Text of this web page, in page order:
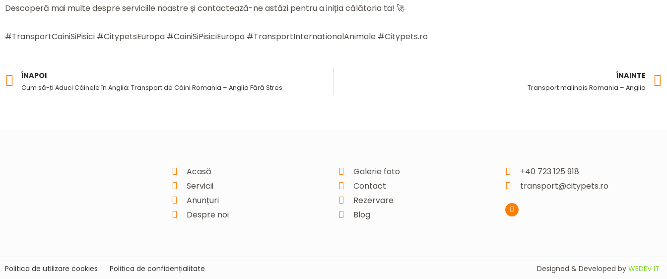
Descoperă mai multe despre serviciile noastre și contactează-ne astăzi pentru a iniția călătoria ta! 🚀
#TransportCainiSiPisici #CitypetsEuropa #CainiSiPisiciEuropa #TransportInternationalAnimale #Citypets.ro
Prev
ÎNAPOI
Cum să-ți Aduci Câinele în Anglia: Transport de Câini Romania – Anglia Fără Stres
ÎNAINTE
Transport malinois Romania – Anglia
Acasă
Servicii
Anunțuri
Despre noi
Galerie foto
Contact
Rezervare
Blog
+40 723 125 918
transport@citypets.ro
F
a
Politica de utilizare cookies Politica de confidențialitate Designed & Developed byWEDEV IT